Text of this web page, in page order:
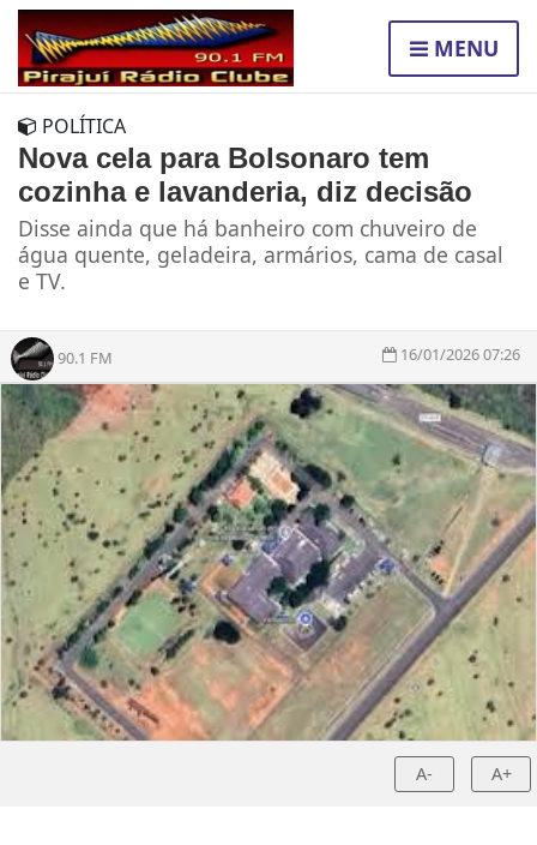
MENU
POLÍTICA
Nova cela para Bolsonaro tem
cozinha e lavanderia, diz decisão
Disse ainda que há banheiro com chuveiro de
água quente, geladeira, armários, cama de casal
e TV.
90.1 FM 16/01/2026 07:26
A- A+